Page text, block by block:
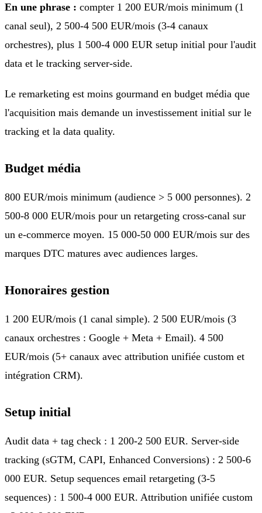
En une phrase : compter 1 200 EUR/mois minimum (1
canal seul), 2 500-4 500 EUR/mois (3-4 canaux
orchestres), plus 1 500-4 000 EUR setup initial pour l'audit
data et le tracking server-side.
Le remarketing est moins gourmand en budget média que
l'acquisition mais demande un investissement initial sur le
tracking et la data quality.
Budget média
800 EUR/mois minimum (audience > 5 000 personnes). 2
500-8 000 EUR/mois pour un retargeting cross-canal sur
un e-commerce moyen. 15 000-50 000 EUR/mois sur des
marques DTC matures avec audiences larges.
Honoraires gestion
1 200 EUR/mois (1 canal simple). 2 500 EUR/mois (3
canaux orchestres : Google + Meta + Email). 4 500
EUR/mois (5+ canaux avec attribution unifiée custom et
intégration CRM).
Setup initial
Audit data + tag check : 1 200-2 500 EUR. Server-side
tracking (sGTM, CAPI, Enhanced Conversions) : 2 500-6
000 EUR. Setup sequences email retargeting (3-5
sequences) : 1 500-4 000 EUR. Attribution unifiée custom